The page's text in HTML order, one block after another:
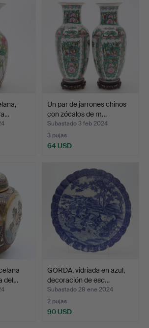
Un par de jarrones chinos
con zócalos de m…
Subastado 3 feb 2024
3 pujas
64 USD
del…
GORDA, vidriada en azul,
decoración de esc…
Subastado 28 ene 2024
2 pujas
90 USD